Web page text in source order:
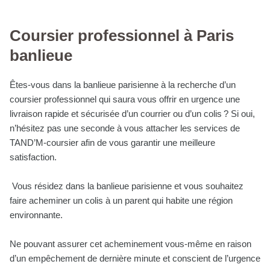
Coursier professionnel à Paris
banlieue
Êtes-vous dans la banlieue parisienne à la recherche d’un
coursier professionnel qui saura vous offrir en urgence une
livraison rapide et sécurisée d’un courrier ou d’un colis ? Si oui,
n’hésitez pas une seconde à vous attacher les services de
TAND’M-coursier afin de vous garantir une meilleure
satisfaction.
Vous résidez dans la banlieue parisienne et vous souhaitez
faire acheminer un colis à un parent qui habite une région
environnante.
Ne pouvant assurer cet acheminement vous-même en raison
d’un empêchement de dernière minute et conscient de l’urgence